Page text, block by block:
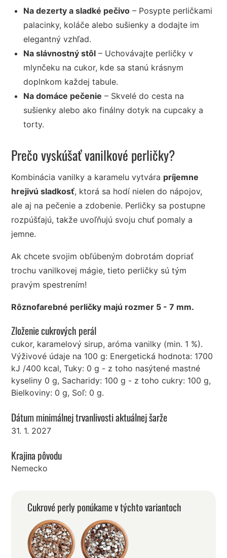
Na dezerty a sladké pečivo – Posypte perličkami
palacinky, koláče alebo sušienky a dodajte im
elegantný vzhľad.
Na slávnostný stôl – Uchovávajte perličky v
mlynčeku na cukor, kde sa stanú krásnym
doplnkom každej tabule.
Na domáce pečenie – Skvelé do cesta na
sušienky alebo ako finálny dotyk na cupcaky a
torty.
Prečo vyskúšať vanilkové perličky?
Kombinácia vanilky a karamelu vytvára príjemne
hrejivú sladkosť, ktorá sa hodí nielen do nápojov,
ale aj na pečenie a zdobenie. Perličky sa postupne
rozpúšťajú, takže uvoľňujú svoju chuť pomaly a
jemne.
Ak chcete svojim obľúbeným dobrotám dopriať
trochu vanilkovej mágie, tieto perličky sú tým
pravým spestrením!
Rôznofarebné perličky majú rozmer 5 - 7 mm.
Zloženie cukrových perál
cukor, karamelový sirup, aróma vanilky (min. 1 %).
Výživové údaje na 100 g: Energetická hodnota: 1700
kJ /400 kcal, Tuky: 0 g - z toho nasýtené mastné
kyseliny 0 g, Sacharidy: 100 g - z toho cukry: 100 g,
Bielkoviny: 0 g, Soľ: 0 g.
Dátum minimálnej trvanlivosti aktuálnej šarže
31. 1. 2027
Krajina pôvodu
Nemecko
Cukrové perly ponúkame v týchto variantoch